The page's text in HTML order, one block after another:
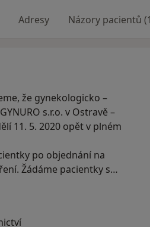
Adresy Názory pacientů
že gynekologicko –
s.r.o. v Ostravě –
11. 5. 2020 opět v plném
po objednání na
Žádáme pacientky s
nás před návštěvou
na t.č. 732 348 884
ošetření. Opatření je